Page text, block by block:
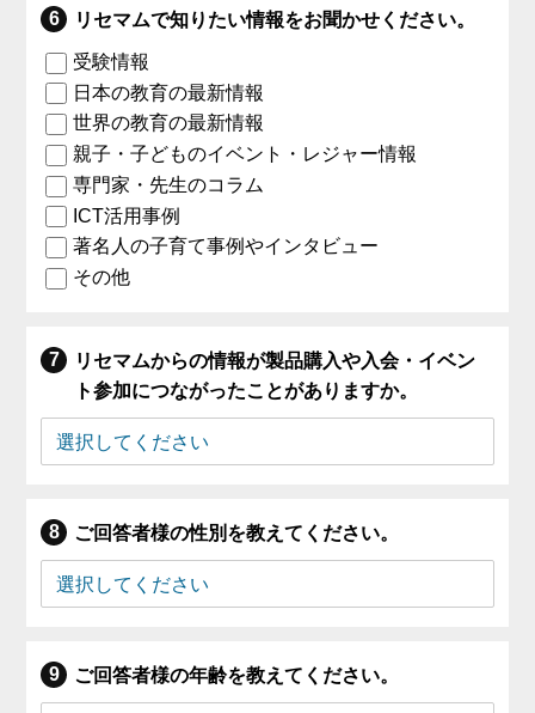
リセマムで知りたい情報をお聞かせください。
受験情報
日本の教育の最新情報
世界の教育の最新情報
親子・子どものイベント・レジャー情報
専門家・先生のコラム
ICT活用事例
著名人の子育て事例やインタビュー
その他
リセマムからの情報が製品購入や入会・イベン
ト参加につながったことがありますか。
ご回答者様の性別を教えてください。
ご回答者様の年齢を教えてください。